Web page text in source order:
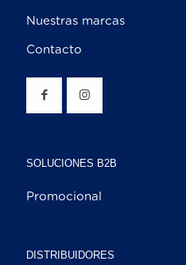
Nuestras marcas
Contacto
SOLUCIONES B2B
Promocional
DISTRIBUIDORES